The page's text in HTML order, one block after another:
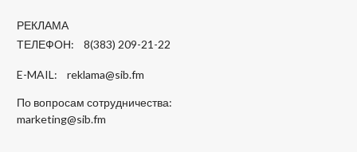
РЕКЛАМА
ТЕЛЕФОН: 8(383) 209-21-22
E-MAIL: reklama@sib.fm
По вопросам сотрудничества:
marketing@sib.fm